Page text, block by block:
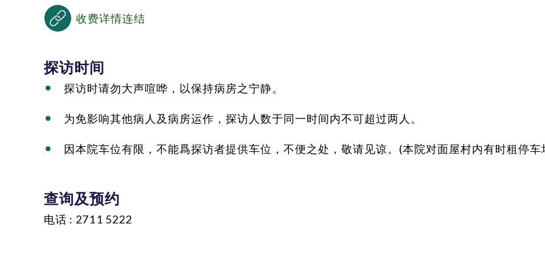
收费详情连结
探访时间
探访时请勿大声喧哗，以保持病房之宁静。
为免影响其他病人及病房运作，探访人数于同一时间内不可超过两人。
因本院车位有限，不能爲探访者提供车位，不便之处，敬请见谅。(本院对面屋村内有时租停车
查询及预约
电话 : 2711 5222